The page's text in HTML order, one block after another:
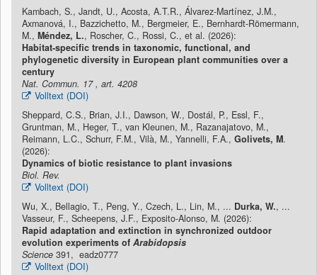
Kambach, S., Jandt, U., Acosta, A.T.R., Álvarez-Martínez, J.M.,
Axmanová, I., Bazzichetto, M., Bergmeier, E., Bernhardt-Römermann,
M., Méndez, L., Roscher, C., Rossi, C., et al. (2026):
Habitat-specific trends in taxonomic, functional, and
phylogenetic diversity in European plant communities over a
century
Nat. Commun. 17 , art. 4208
Volltext (DOI)
Sheppard, C.S., Brian, J.I., Dawson, W., Dostál, P., Essl, F.,
Gruntman, M., Heger, T., van Kleunen, M., Razanajatovo, M.,
Reimann, L.C., Schurr, F.M., Vilà, M., Yannelli, F.A., Golivets, M.
(2026):
Dynamics of biotic resistance to plant invasions
Biol. Rev.
Volltext (DOI)
Wu, X., Bellagio, T., Peng, Y., Czech, L., Lin, M., ... Durka, W., ...
Vasseur, F., Scheepens, J.F., Exposito-Alonso, M. (2026):
Rapid adaptation and extinction in synchronized outdoor
evolution experiments of Arabidopsis
Science 391, eadz0777
Volltext (DOI)